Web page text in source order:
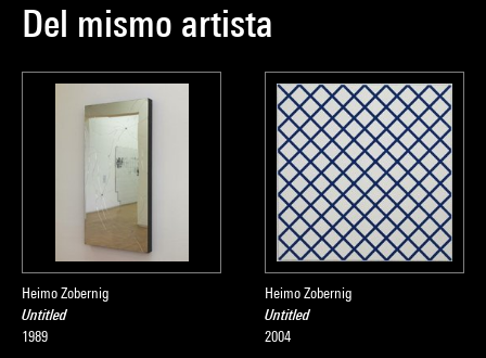
Del mismo artista
Heimo Zobernig
Untitled
1989
Heimo Zobernig
Untitled
2004